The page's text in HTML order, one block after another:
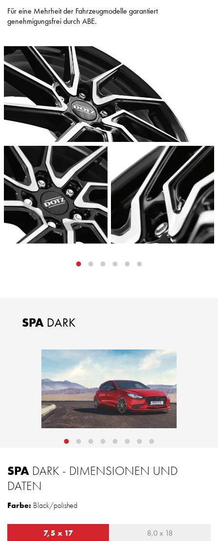
Für eine Mehrheit der Fahrzeugmodelle garantiert
genehmigungsfrei durch ABE.
SPA DARK
SPA DARK - DIMENSIONEN UND
DATEN
Farbe: Black/polished
7,5 x 17 8,0 x 18